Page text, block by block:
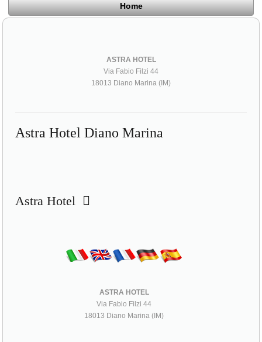
Home
ASTRA HOTEL
Via Fabio Filzi 44
18013 Diano Marina (IM)
Astra Hotel Diano Marina
Astra Hotel
ASTRA HOTEL
Via Fabio Filzi 44
18013 Diano Marina (IM)